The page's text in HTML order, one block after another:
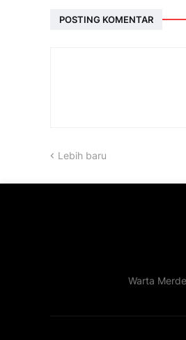
POSTING KOMENTAR
Lebih baru
Warta